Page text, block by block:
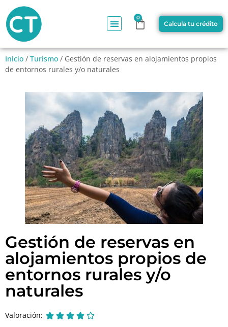
0
Calcula tu crédito
Inicio / Turismo / Gestión de reservas en alojamientos propios
de entornos rurales y/o naturales
Gestión de reservas en
alojamientos propios de
entornos rurales y/o
naturales
Valoración:     